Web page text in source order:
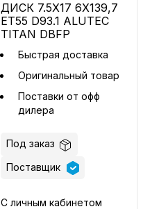
ДИСК 7.5X17 6X139,7
ET55 D93.1 ALUTEC
TITAN DBFP
Быстрая доставка
Оригинальный товар
Поставки от офф
дилера
Под заказ
Поставщик
С личным кабинетом